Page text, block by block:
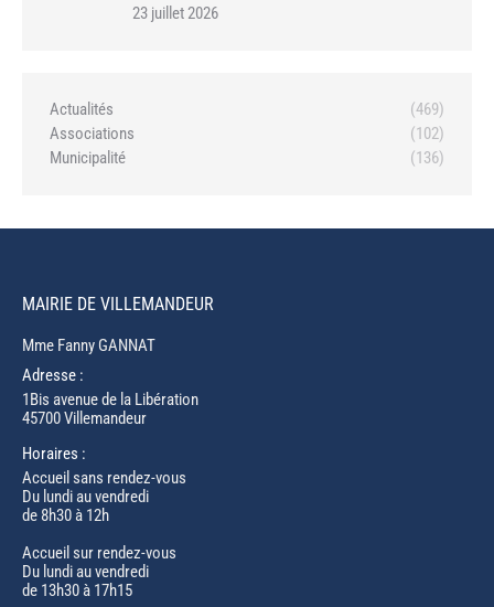
23 juillet 2026
Actualités
(469)
Associations
(102)
Municipalité
(136)
MAIRIE DE VILLEMANDEUR
Mme Fanny GANNAT
Adresse :
1Bis avenue de la Libération
45700 Villemandeur
Horaires :
Accueil sans rendez-vous
Du lundi au vendredi
de 8h30 à 12h
Accueil sur rendez-vous
Du lundi au vendredi
de 13h30 à 17h15